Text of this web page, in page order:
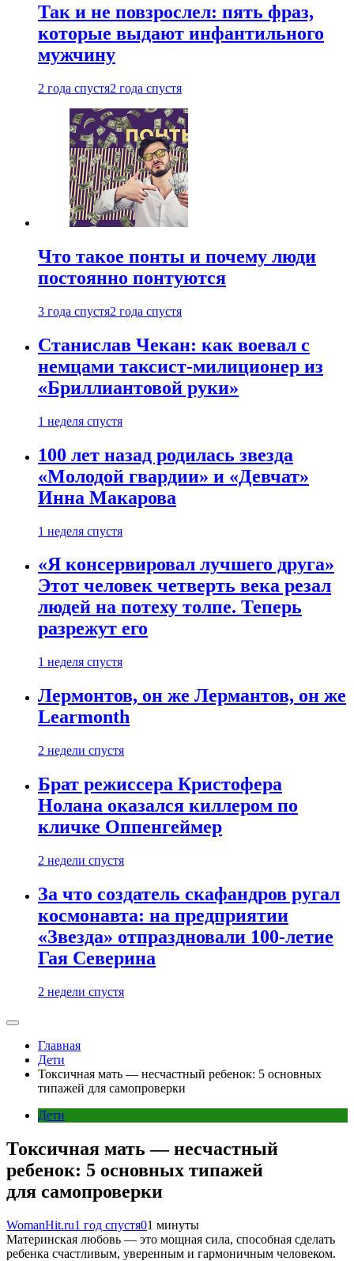
Так и не повзрослел: пять фраз,
которые выдают инфантильного
мужчину
2 года спустя2 года спустя
Что такое понты и почему люди
постоянно понтуются
3 года спустя2 года спустя
Станислав Чекан: как воевал с
немцами таксист-милиционер из
«Бриллиантовой руки»
1 неделя спустя
100 лет назад родилась звезда
«Молодой гвардии» и «Девчат»
Инна Макарова
1 неделя спустя
«Я консервировал лучшего друга»
Этот человек четверть века резал
людей на потеху толпе. Теперь
разрежут его
1 неделя спустя
Лермонтов, он же Лермантов, он же
Learmonth
2 недели спустя
Брат режиссера Кристофера
Нолана оказался киллером по
кличке Оппенгеймер
2 недели спустя
За что создатель скафандров ругал
космонавта: на предприятии
«Звезда» отпраздновали 100-летие
Гая Северина
2 недели спустя
Главная
Дети
Токсичная мать — несчастный ребенок: 5 основных
типажей для самопроверки
Дети
Токсичная мать — несчастный
ребенок: 5 основных типажей
для самопроверки
WomanHit.ru1 год спустя01 минуты
Материнская любовь — это мощная сила, способная сделать
ребенка счастливым, уверенным и гармоничным человеком.